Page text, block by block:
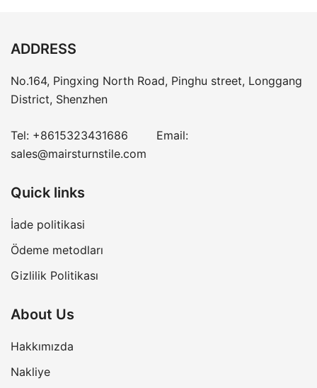
ADDRESS
No.164, Pingxing North Road, Pinghu street, Longgang
District, Shenzhen
Tel: +8615323431686 Email:
sales@mairsturnstile.com
Quick links
İade politikasi
Ödeme metodları
Gizlilik Politikası
About Us
Hakkımızda
Nakliye